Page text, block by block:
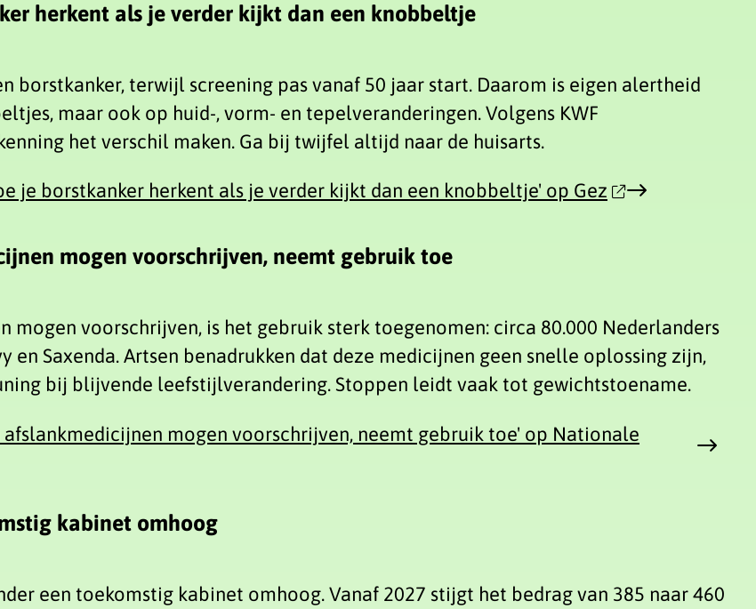
herkent als je verder kijkt dan een knobbeltje
borstkanker, terwijl screening pas vanaf 50 jaar start. Daarom is eigen alertheid
maar ook op huid-, vorm- en tepelveranderingen. Volgens KWF
het verschil maken. Ga bij twijfel altijd naar de huisarts.
je borstkanker herkent als je verder kijkt dan een knobbeltje' op Gez
mogen voorschrijven, neemt gebruik toe
mogen voorschrijven, is het gebruik sterk toegenomen: circa 80.000 Nederlanders
en Saxenda. Artsen benadrukken dat deze medicijnen geen snelle oplossing zijn,
bij blijvende leefstijlverandering. Stoppen leidt vaak tot gewichtstoename.
afslankmedicijnen mogen voorschrijven, neemt gebruik toe' op Nationale
kabinet omhoog
een toekomstig kabinet omhoog. Vanaf 2027 stijgt het bedrag van 385 naar 460